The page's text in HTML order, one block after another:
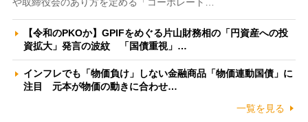
【令和のPKOか】GPIFをめぐる片山財務相の「円資産への投
資拡大」発言の波紋 「国債重視」…
インフレでも「物価負け」しない金融商品「物価連動国債」に
注目 元本が物価の動きに合わせ…
一覧を見る